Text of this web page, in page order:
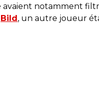
avaient notamment
Bild , un autre joueur